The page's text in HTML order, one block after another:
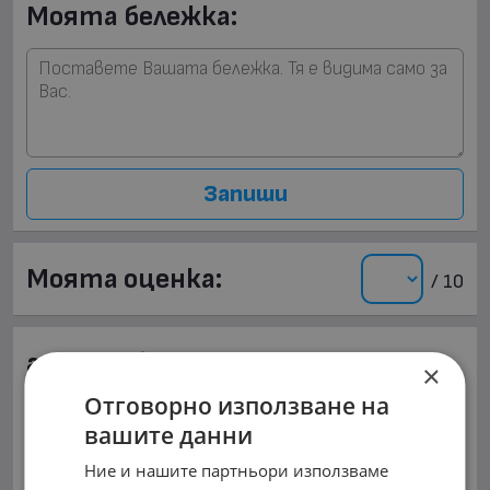
Моята бележка:
Запиши
Моята оценка: / 10
autogumi_bs
гр. Бургас, Меден рудник - зона Г
Меден Рудник, бул.Захари Стоянов 61 / срещу
×
Отговорно използване на
вашите данни
Ние и нашите партньори използваме